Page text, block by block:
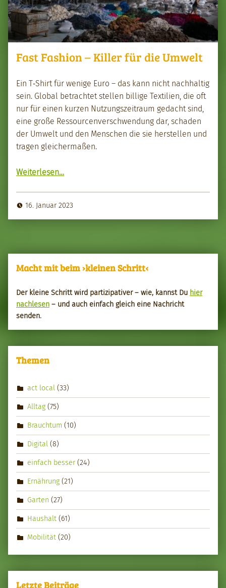
Fast Fashion – Killer für die Umwelt
Ein T‑Shirt für wenige Euro – das kann nicht nach­haltig
sein. Glob­al betra­chtet stellen bil­lige Tex­tilien, die oft
nur für einen kurzen Nutzungszeitraum gedacht sind,
eine große Ressourcenver­schwen­dung dar, schaden
der Umwelt und den Men­schen die sie her­stellen und
tra­gen gle­icher­maßen.
Weit­er­lesen“Fast Fash­ion – Killer für die Umwelt”
…
16. Januar 2023
Macht mit beim ›kleinen Schritt‹
Der kleine Schritt wird par­tizipa­tiv­er – wie, kannst Du hier
nach­le­sen – und auch ein­fach gle­ich eine Nachricht
senden.
Themen
act local (33)
Alltag (75)
Brauchtum (10)
Digital (8)
einfach besser(24)
Ernährung (21)
Garten (27)
Haushalt (61)
Mobilität (20)
Letzte Beiträge